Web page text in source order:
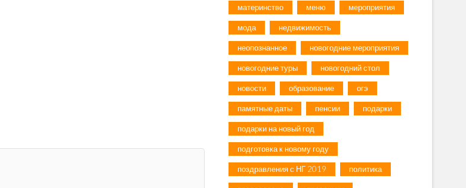
материнство меню мероприятия
мода недвижимость
неопознанное новогодние мероприятия
новогодние туры новогодний стол
новости образование огэ
памятные даты пенсии подарки
подарки на новый год
подготовка к новому году
поздравления с НГ 2019 политика